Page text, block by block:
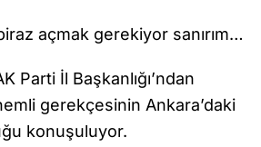
biraz açmak gerekiyor sanırım…
Parti İl Başkanlığı’ndan
gerekçesinin Ankara’daki
konuşuluyor.